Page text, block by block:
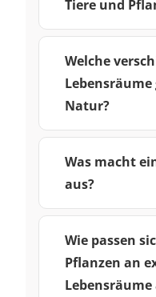
Tiere und
Welche
Natur?
Was macht
aus?
Wie passen
Pflanzen an
Lebensräume